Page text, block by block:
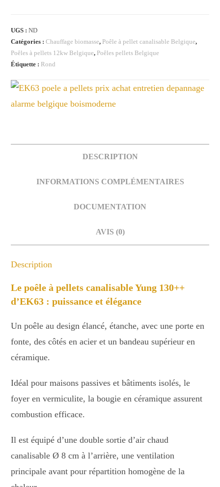
EVO
12,5kW
UGS :ND
Catégories :Chauffage biomasse, Poêle à pellet canalisable Belgique,
Poêles à pellets 12kw Belgique, Poêles pellets Belgique
Étiquette : Rond
DESCRIPTION
INFORMATIONS COMPLÉMENTAIRES
DOCUMENTATION
AVIS (0)
Description
Le poêle à pellets canalisable Yung 130++
d’EK63 : puissance et élégance
Un poêle au design élancé, étanche, avec une porte en
fonte, des côtés en acier et un bandeau supérieur en
céramique.
Idéal pour maisons passives et bâtiments isolés, le
foyer en vermiculite, la bougie en céramique assurent
combustion efficace.
Il est équipé d’une double sortie d’air chaud
canalisable Ø 8 cm à l’arrière, une ventilation
principale avant pour répartition homogène de la